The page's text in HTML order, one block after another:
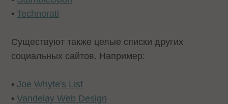
•Technorati
Существуют также целые списки других
социальных сайтов. Например:
•Joe Whyte's List
•Vandelay Web Design